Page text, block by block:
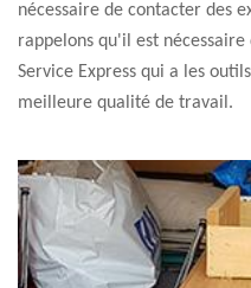
nécessaire de contacter des
rappelons qu'il est
Service Express qui a les
meilleure qualité de travail.